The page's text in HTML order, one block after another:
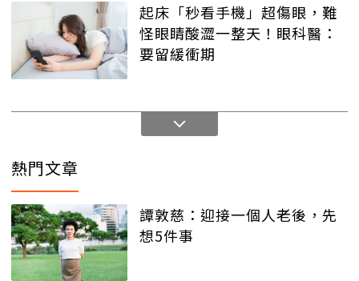
起床「秒看手機」超傷眼，難
怪眼睛酸澀一整天！眼科醫：
要留緩衝期
熱門文章
譚敦慈：迎接一個人老後，先
想5件事